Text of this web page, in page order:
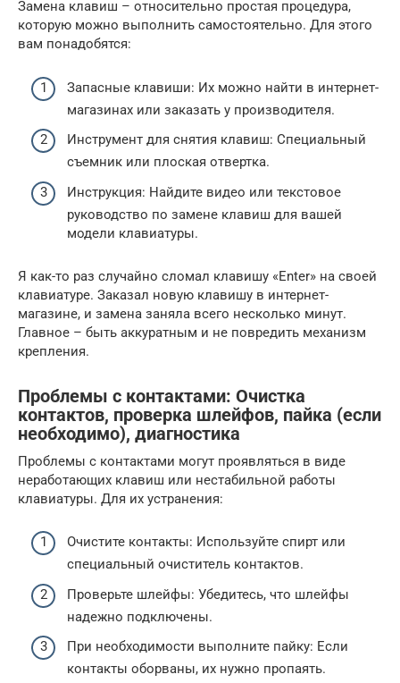
Замена клавиш – относительно простая процедура,
которую можно выполнить самостоятельно. Для этого
вам понадобятся:
Запасные клавиши: Их можно найти в интернет-
магазинах или заказать у производителя.
Инструмент для снятия клавиш: Специальный
съемник или плоская отвертка.
Инструкция: Найдите видео или текстовое
руководство по замене клавиш для вашей
модели клавиатуры.
Я как-то раз случайно сломал клавишу «Enter» на своей
клавиатуре. Заказал новую клавишу в интернет-
магазине, и замена заняла всего несколько минут.
Главное – быть аккуратным и не повредить механизм
крепления.
Проблемы с контактами: Очистка
контактов, проверка шлейфов, пайка (если
необходимо), диагностика
Проблемы с контактами могут проявляться в виде
неработающих клавиш или нестабильной работы
клавиатуры. Для их устранения:
Очистите контакты: Используйте спирт или
специальный очиститель контактов.
Проверьте шлейфы: Убедитесь, что шлейфы
надежно подключены.
При необходимости выполните пайку: Если
контакты оборваны, их нужно пропаять.